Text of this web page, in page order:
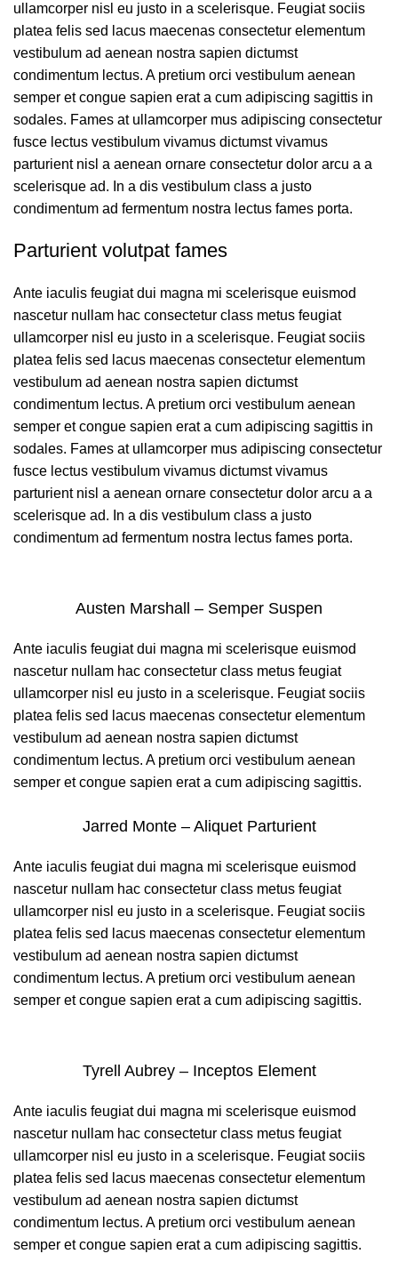
ullamcorper nisl eu justo in a scelerisque. Feugiat sociis
platea felis sed lacus maecenas consectetur elementum
vestibulum ad aenean nostra sapien dictumst
condimentum lectus. A pretium orci vestibulum aenean
semper et congue sapien erat a cum adipiscing sagittis in
sodales. Fames at ullamcorper mus adipiscing consectetur
fusce lectus vestibulum vivamus dictumst vivamus
parturient nisl a aenean ornare consectetur dolor arcu a a
scelerisque ad. In a dis vestibulum class a justo
condimentum ad fermentum nostra lectus fames porta.
Parturient volutpat fames
Ante iaculis feugiat dui magna mi scelerisque euismod
nascetur nullam hac consectetur class metus feugiat
ullamcorper nisl eu justo in a scelerisque. Feugiat sociis
platea felis sed lacus maecenas consectetur elementum
vestibulum ad aenean nostra sapien dictumst
condimentum lectus. A pretium orci vestibulum aenean
semper et congue sapien erat a cum adipiscing sagittis in
sodales. Fames at ullamcorper mus adipiscing consectetur
fusce lectus vestibulum vivamus dictumst vivamus
parturient nisl a aenean ornare consectetur dolor arcu a a
scelerisque ad. In a dis vestibulum class a justo
condimentum ad fermentum nostra lectus fames porta.
Austen Marshall – Semper Suspen
Ante iaculis feugiat dui magna mi scelerisque euismod
nascetur nullam hac consectetur class metus feugiat
ullamcorper nisl eu justo in a scelerisque. Feugiat sociis
platea felis sed lacus maecenas consectetur elementum
vestibulum ad aenean nostra sapien dictumst
condimentum lectus. A pretium orci vestibulum aenean
semper et congue sapien erat a cum adipiscing sagittis.
Jarred Monte – Aliquet Parturient
Ante iaculis feugiat dui magna mi scelerisque euismod
nascetur nullam hac consectetur class metus feugiat
ullamcorper nisl eu justo in a scelerisque. Feugiat sociis
platea felis sed lacus maecenas consectetur elementum
vestibulum ad aenean nostra sapien dictumst
condimentum lectus. A pretium orci vestibulum aenean
semper et congue sapien erat a cum adipiscing sagittis.
Tyrell Aubrey – Inceptos Element
Ante iaculis feugiat dui magna mi scelerisque euismod
nascetur nullam hac consectetur class metus feugiat
ullamcorper nisl eu justo in a scelerisque. Feugiat sociis
platea felis sed lacus maecenas consectetur elementum
vestibulum ad aenean nostra sapien dictumst
condimentum lectus. A pretium orci vestibulum aenean
semper et congue sapien erat a cum adipiscing sagittis.